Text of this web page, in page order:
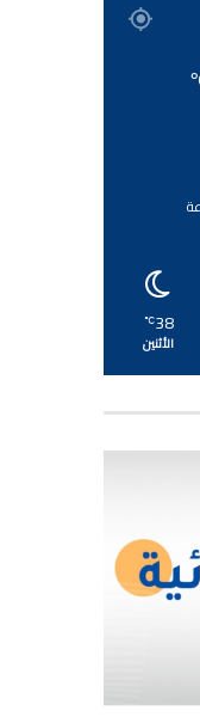
38
℃
الأثنين